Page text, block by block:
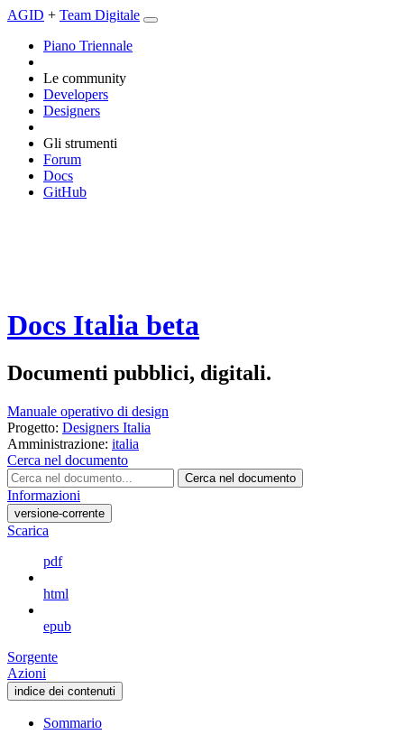
AGID + Team Digitale
Piano Triennale
Le community
Developers
Designers
Gli strumenti
Forum
Docs
GitHub
Docs Italia beta
Documenti pubblici, digitali.
Manuale operativo di design
Progetto: Designers Italia
Amministrazione: italia
Cerca nel documento
Cerca nel documento
Informazioni
versione-corrente
Scarica
pdf
html
epub
Sorgente
Azioni
indice dei contenuti
Sommario